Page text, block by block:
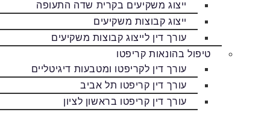
ייצוג משקיעים בקרית שדה התעופה
ייצוג קבוצות משקיעים
עורך דין לייצוג קבוצות משקיעים
טיפול בהונאות קריפטו
עורך דין לקריפטו ומטבעות דיגיטליים
עורך דין קריפטו תל אביב
עורך דין קריפטו בראשון לציון